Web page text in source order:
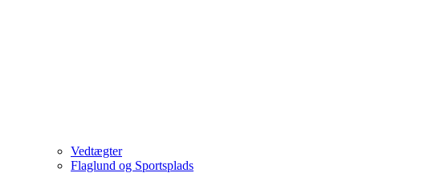
Vedtægter
Flaglund og Sportsplads